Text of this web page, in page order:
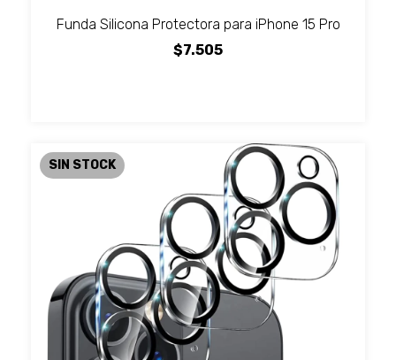
Funda Silicona Protectora para iPhone 15 Pro
$7.505
SIN STOCK